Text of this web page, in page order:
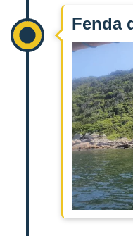
Fenda